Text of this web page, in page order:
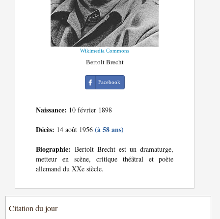
Wikimedia Commons
Bertolt Brecht
Facebook
Naissance: 10 février 1898
Décès: 14 août 1956(à 58 ans)
Biographie: Bertolt Brecht est un dramaturge,
metteur en scène, critique théâtral et poète
allemand du XXe siècle.
Citation du jour